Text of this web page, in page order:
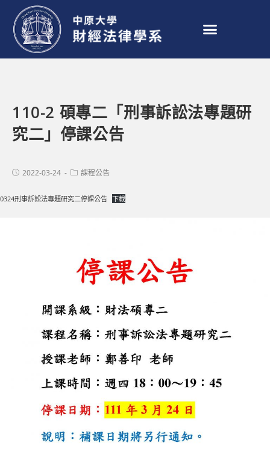
110-2 碩專二「刑事訴訟法專題研
究二」停課公告
2022-03-24 課程公告
0324刑事訴訟法專題研究二停課公告 下載